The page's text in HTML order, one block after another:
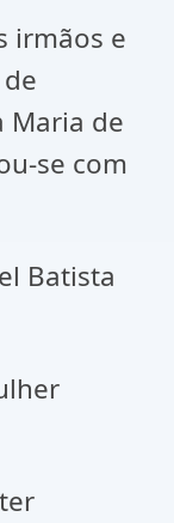
irmãos e
Maria de
se com
Batista